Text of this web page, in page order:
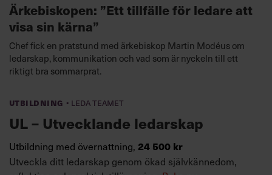
Ärkebiskopen: ”Ett tillfälle för ledare att
visa sin kärna”
Chef fick en pratstund med ärkebiskop Martin Modéus om
ledarskap, kommunikation och vad som är nyckeln till ett
riktigt bra sommarprat.
Utbildning · Leda teamet
UL – Utvecklande ledarskap
Utbildning med övernattning, 24 500 kr
Utveckla ditt ledarskap genom ökad självkännedom,